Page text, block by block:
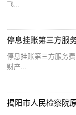
飞...
停息挂账第三方服务
财产...